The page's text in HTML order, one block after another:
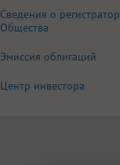
Сведения о
Общества
Эмиссия облигаций
Центр инвестора